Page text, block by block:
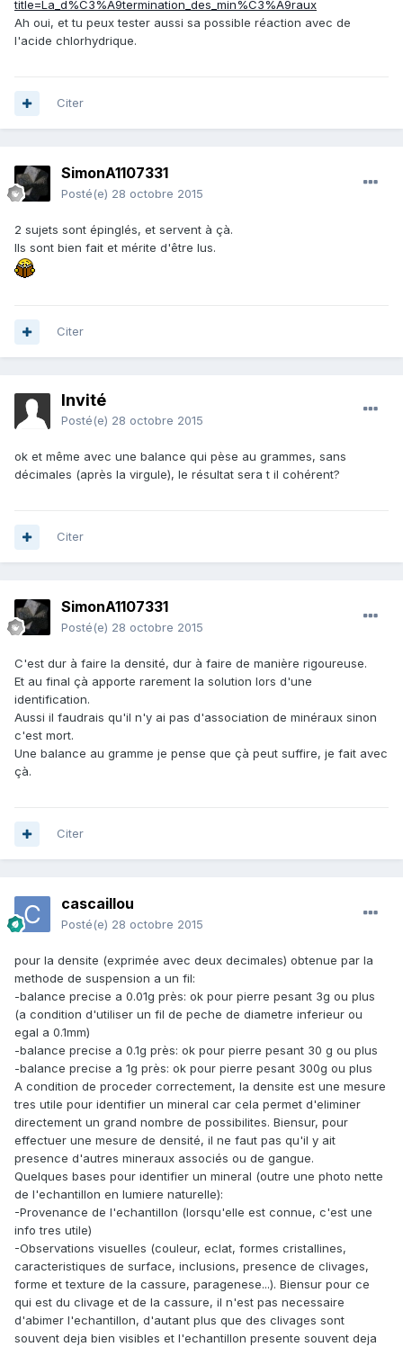
title=La_d%C3%A9termination_des_min%C3%A9raux
Ah oui, et tu peux tester aussi sa possible réaction avec de
l'acide chlorhydrique.
Citer
SimonA1107331
Posté(e) 28 octobre 2015
2 sujets sont épinglés, et servent à çà.
Ils sont bien fait et mérite d'être lus.
Citer
Invité
Posté(e) 28 octobre 2015
ok et même avec une balance qui pèse au grammes, sans
décimales (après la virgule), le résultat sera t il cohérent?
Citer
SimonA1107331
Posté(e) 28 octobre 2015
C'est dur à faire la densité, dur à faire de manière rigoureuse.
Et au final çà apporte rarement la solution lors d'une
identification.
Aussi il faudrais qu'il n'y ai pas d'association de minéraux sinon
c'est mort.
Une balance au gramme je pense que çà peut suffire, je fait avec
çà.
Citer
cascaillou
Posté(e) 28 octobre 2015
pour la densite (exprimée avec deux decimales) obtenue par la
methode de suspension a un fil:
-balance precise a 0.01g près: ok pour pierre pesant 3g ou plus
(a condition d'utiliser un fil de peche de diametre inferieur ou
egal a 0.1mm)
-balance precise a 0.1g près: ok pour pierre pesant 30 g ou plus
-balance precise a 1g près: ok pour pierre pesant 300g ou plus
A condition de proceder correctement, la densite est une mesure
tres utile pour identifier un mineral car cela permet d'eliminer
directement un grand nombre de possibilites. Biensur, pour
effectuer une mesure de densité, il ne faut pas qu'il y ait
presence d'autres mineraux associés ou de gangue.
Quelques bases pour identifier un mineral (outre une photo nette
de l'echantillon en lumiere naturelle):
-Provenance de l'echantillon (lorsqu'elle est connue, c'est une
info tres utile)
-Observations visuelles (couleur, eclat, formes cristallines,
caracteristiques de surface, inclusions, presence de clivages,
forme et texture de la cassure, paragenese...). Biensur pour ce
qui est du clivage et de la cassure, il n'est pas necessaire
d'abimer l'echantillon, d'autant plus que des clivages sont
souvent deja bien visibles et l'echantillon presente souvent deja